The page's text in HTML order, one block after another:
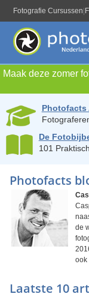
Fotografie Cursussen
Maak deze zomer
Photofacts
De
101
Photofacts
de
ook
Laatste 10